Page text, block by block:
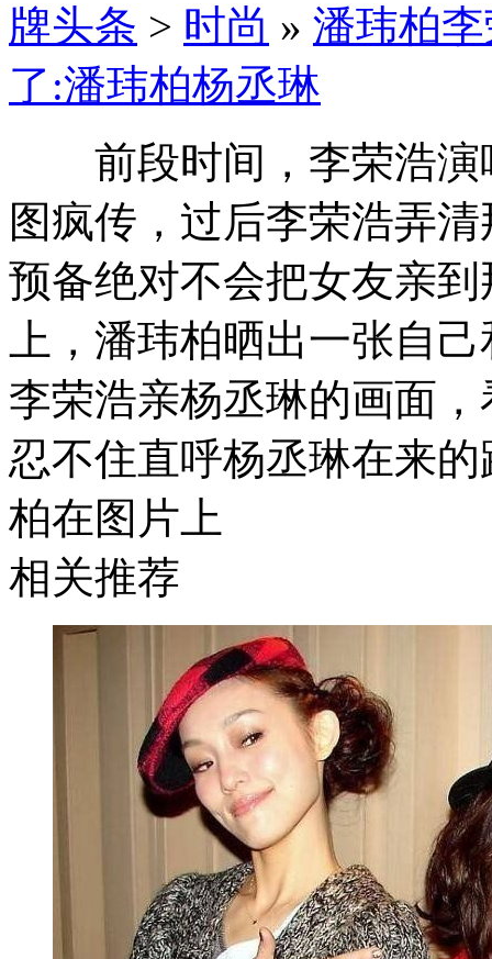
牌头条 > 时尚 » 潘玮柏
了:潘玮柏杨丞琳
前段时间，李荣浩演
图疯传，过后李荣浩弄
预备绝对不会把女友亲
上，潘玮柏晒出一张自
李荣浩亲杨丞琳的画面
忍不住直呼杨丞琳在来
柏在图片上
相关推荐